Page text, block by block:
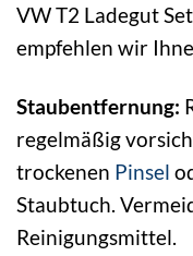
VW T2 Ladegut
empfehlen wir
Staubentfernung:
regelmäßig
trockenen Pinsel
Staubtuch.
Reinigungsmittel.